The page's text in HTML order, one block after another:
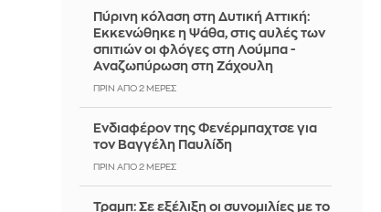
Πύρινη κόλαση στη Δυτική Αττική:
Εκκενώθηκε η Ψάθα, στις αυλές των
σπιτιών οι φλόγες στη Λούμπα -
Αναζωπύρωση στη Ζάχουλη
ΠΡΙΝ ΑΠΌ 2 ΜΈΡΕΣ
Ενδιαφέρον της Φενέρμπαχτσε για
τον Βαγγέλη Παυλίδη
ΠΡΙΝ ΑΠΌ 2 ΜΈΡΕΣ
Τραμπ: Σε εξέλιξη οι συνομιλίες με το